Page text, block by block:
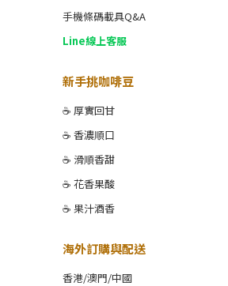
手機條碼載具Q&A
Line線上客服
新手挑咖啡豆
☕ 厚實回甘
☕ 香濃順口
☕ 滑順香甜
☕ 花香果酸
☕ 果汁酒香
海外訂購與配送
香港/澳門/中國